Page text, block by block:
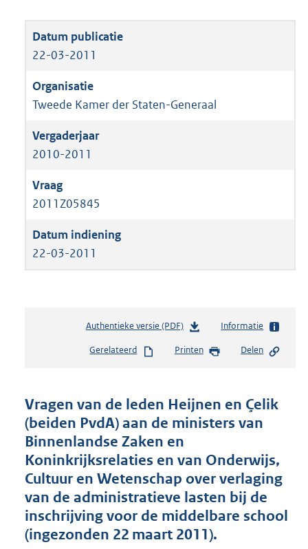
22-03-2011
Tweede Kamer der Staten-Generaal
2010-2011
2011Z05845
22-03-2011
Authentieke versie (PDF)b
s
n
d
s
g
r
o
t
e
:
Informatie
Gerelateerd Printen Delen
Vragen van de leden Heijnen en Çelik
(beiden PvdA) aan de ministers van
Binnenlandse Zaken en
Koninkrijksrelaties en van Onderwijs,
Cultuur en Wetenschap over verlaging
van de administratieve lasten bij de
inschrijving voor de middelbare school
(ingezonden 22 maart 2011).